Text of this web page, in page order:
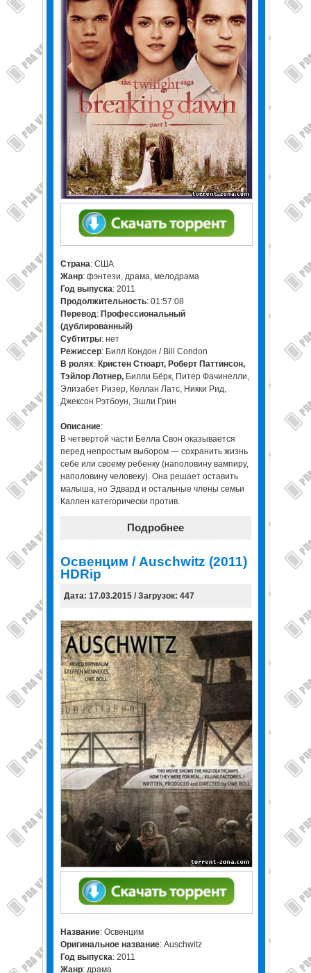
Страна: США
Жанр: фэнтези, драма, мелодрама
Год выпуска: 2011
Продолжительность: 01:57:08
Перевод: Профессиональный
(дублированный)
Cубтитры: нет
Режиссер: Билл Кондон / Bill Condon
В ролях: Кристен Стюарт, Роберт Паттинсон,
Тэйлор Лотнер,Билли Бёрк, Питер Фачинелли,
Элизабет Ризер, Келлан Латс, Никки Рид,
Джексон Рэтбоун, Эшли Грин
Описание:
В четвертой части Белла Свон оказывается
перед непростым выбором — сохранить жизнь
себе или своему ребенку (наполовину вампиру,
наполовину человеку). Она решает оставить
малыша, но Эдвард и остальные члены семьи
Каллен категорически против.
Подробнее
Освенцим / Auschwitz (2011)
HDRip
Дата: 17.03.2015 / Загрузок: 447
Название: Освенцим
Оригинальное название: Auschwitz
Год выпуска: 2011
Жанр: драма